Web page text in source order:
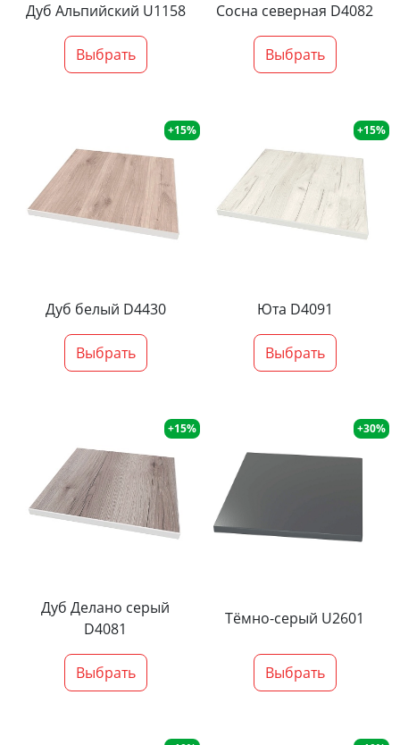
Дуб Альпийский U1158
Выбрать
Сосна северная D4082
Выбрать
+15%
Дуб белый D4430
Выбрать
+15%
Юта D4091
Выбрать
+15%
Дуб Делано серый
D4081
Выбрать
+30%
Тёмно-серый U2601
Выбрать